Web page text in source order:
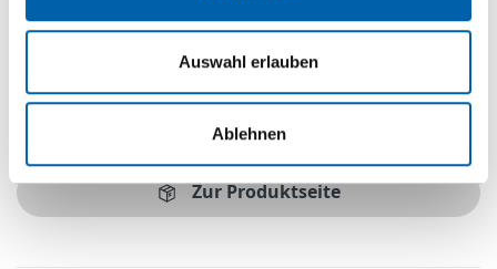
Auswahl erlauben
Ablehnen
Fermacell Therm25-167 mit Längs- und Quernuten
Zur Produktseite